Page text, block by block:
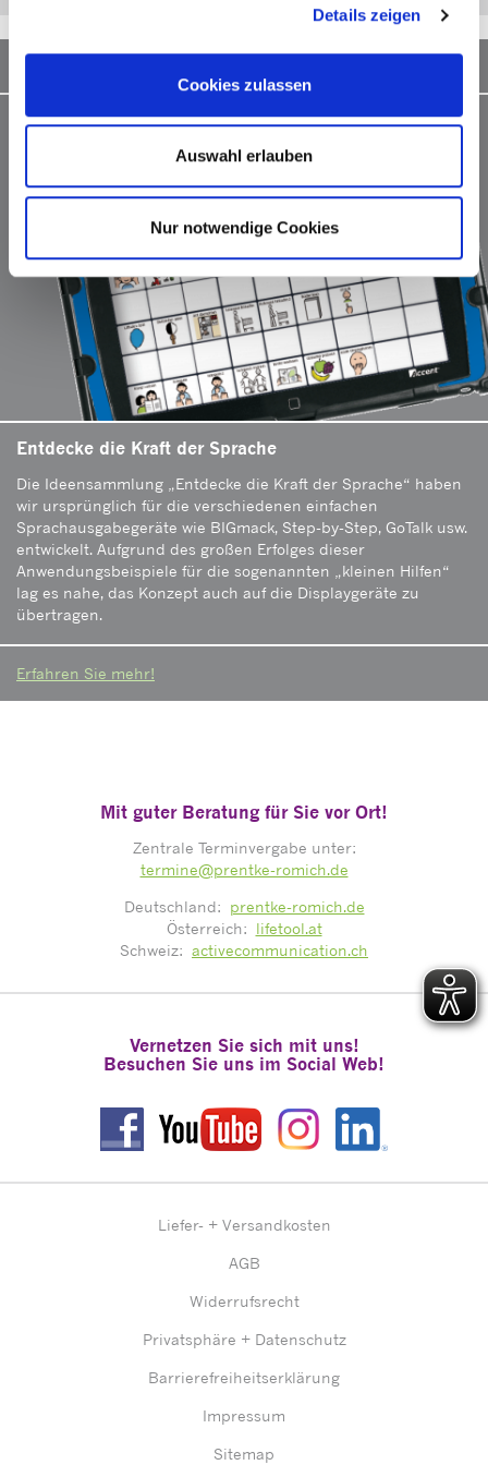
Details zeigen
Cookies zulassen
Auswahl erlauben
Nur notwendige Cookies
Entdecke die Kraft der Sprache
Die Ideensammlung „Entdecke die Kraft der Sprache“ haben
wir ursprünglich für die verschiedenen einfachen
Sprachausgabegeräte wie BIGmack, Step-by-Step, GoTalk usw.
entwickelt. Aufgrund des großen Erfolges dieser
Anwendungsbeispiele für die sogenannten „kleinen Hilfen“
lag es nahe, das Konzept auch auf die Displaygeräte zu
übertragen.
Erfahren Sie mehr!
Mit guter Beratung für Sie vor Ort!
Zentrale Terminvergabe unter:
termine@prentke-romich.de
Deutschland: prentke-romich.de
Österreich: lifetool.at
Schweiz: activecommunication.ch
Vernetzen Sie sich mit uns!
Besuchen Sie uns im Social Web!
Liefer- + Versandkosten
AGB
Widerrufsrecht
Privatsphäre + Datenschutz
Barrierefreiheitserklärung
Impressum
Sitemap